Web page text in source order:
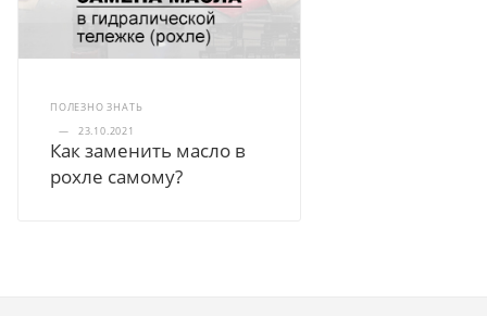
ПОЛЕЗНО ЗНАТЬ
—
23.10.2021
Как заменить масло в
рохле самому?